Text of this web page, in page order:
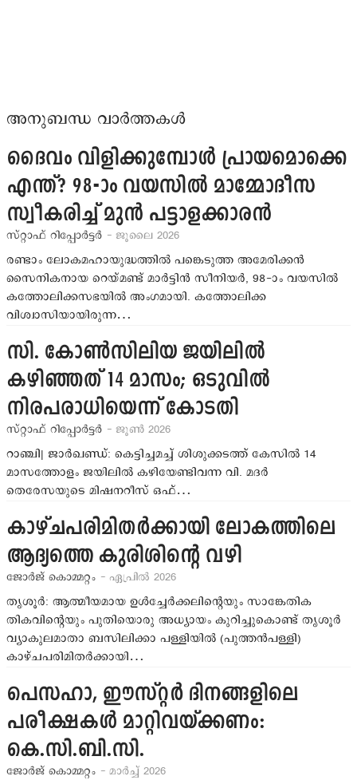
അനുബന്ധ വാർത്തകൾ
ദൈവം വിളിക്കുമ്പോള്‍ പ്രായമൊക്കെ
എന്ത്? 98-ാം വയസില്‍ മാമ്മോദീസ
സ്വീകരിച്ച് മുന്‍ പട്ടാളക്കാരന്‍
സ്റ്റാഫ് റിപ്പോര്‍ട്ടര്‍ - ജൂലൈ 2026
രണ്ടാം ലോകമഹായുദ്ധത്തില്‍ പങ്കെടുത്ത അമേരിക്കന്‍
സൈനികനായ റെയ്മണ്ട് മാര്‍ട്ടിന്‍ സീനിയര്‍, 98-ാം വയസില്‍
കത്തോലിക്കസഭയില്‍ അംഗമായി. കത്തോലിക്ക
വിശ്വാസിയായിരുന്ന…
സി. കോണ്‍സിലിയ ജയിലില്‍
കഴിഞ്ഞത് 14 മാസം; ഒടുവില്‍
നിരപരാധിയെന്ന് കോടതി
സ്റ്റാഫ് റിപ്പോര്‍ട്ടര്‍ - ജൂണ്‍ 2026
റാഞ്ചി| ജാര്‍ഖണ്ഡ്: കെട്ടിച്ചമച്ച് ശിശുക്കടത്ത് കേസില്‍ 14
മാസത്തോളം ജയിലില്‍ കഴിയേണ്ടിവന്ന വി. മദര്‍
തെരേസയുടെ മിഷനറീസ് ഒഫ്…
കാഴ്ചപരിമിതര്‍ക്കായി ലോകത്തിലെ
ആദ്യത്തെ കുരിശിന്‍റെ വഴി
ജോര്‍ജ് കൊമ്മറ്റം - ഏപ്രില്‍ 2026
തൃശൂര്‍: ആത്മീയമായ ഉള്‍ച്ചേര്‍ക്കലിന്‍റെയും സാങ്കേതിക
തികവിന്റെയും പുതിയൊരു അധ്യായം കുറിച്ചുകൊണ്ട് തൃശൂര്‍
വ്യാകുലമാതാ ബസിലിക്കാ പള്ളിയിൽ (പുത്തന്‍പള്ളി)
കാഴ്ചപരിമിതര്‍ക്കായി…
പെസഹാ, ഈസ്റ്റര്‍ ദിനങ്ങളിലെ
പരീക്ഷകള്‍ മാറ്റിവയ്ക്കണം:
കെ.സി.ബി.സി.
ജോര്‍ജ് കൊമ്മറ്റം - മാർച്ച് 2026